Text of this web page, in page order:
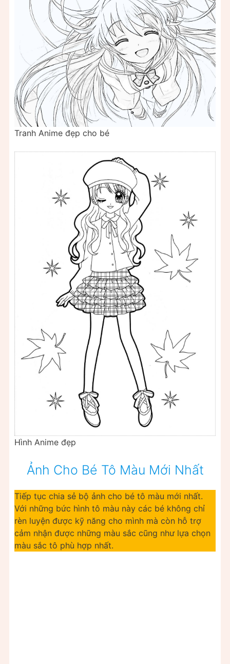
Tranh Anime đẹp cho bé
Hình Anime đẹp
Ảnh Cho Bé Tô Màu Mới Nhất
Tiếp tục chia sẻ bộ ảnh cho bé tô màu mới nhất.
Với những bức hình tô màu này các bé không chỉ
rèn luyện được kỹ năng cho mình mà còn hỗ trợ
cảm nhận được những màu sắc cũng như lựa chọn
màu sắc tô phù hợp nhất.